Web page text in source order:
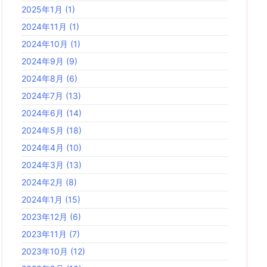
2025年1月 (1)
2024年11月 (1)
2024年10月 (1)
2024年9月 (9)
2024年8月 (6)
2024年7月 (13)
2024年6月 (14)
2024年5月 (18)
2024年4月 (10)
2024年3月 (13)
2024年2月 (8)
2024年1月 (15)
2023年12月 (6)
2023年11月 (7)
2023年10月 (12)